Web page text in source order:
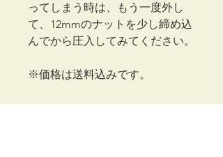
ってしまう時は、もう一度外し
て、12mmのナットを少し締め込
んでから圧入してみてください。
※価格は送料込みです。